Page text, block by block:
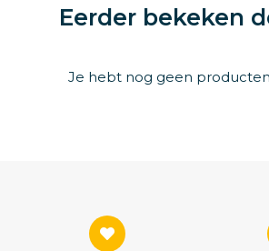
Eerder bekeken
Je hebt nog geen